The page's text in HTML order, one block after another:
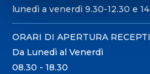
lunedì a venerdì 9.30-12.30 e
ORARI DI APERTURA
Da Lunedì al Venerdì
08.30 - 18.30